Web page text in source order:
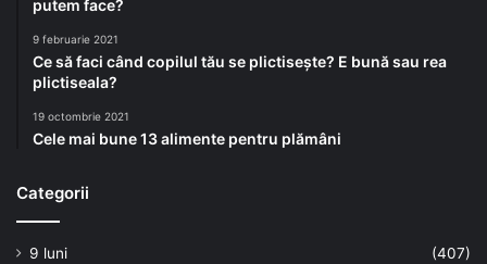
putem face?
9 februarie 2021
Ce să faci când copilul tău se plictisește? E bună sau rea
plictiseala?
19 octombrie 2021
Cele mai bune 13 alimente pentru plămâni
Categorii
9 luni (407)